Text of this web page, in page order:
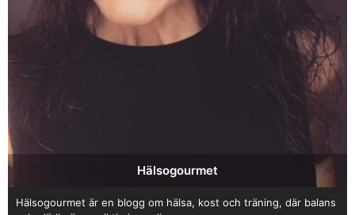
Hälsogourmet
Hälsogourmet är en blogg om hälsa, kost och träning, där balans